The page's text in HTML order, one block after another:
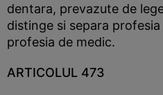
dentara, prevazute de
distinge si separa
profesia de medic.
ARTICOLUL 473